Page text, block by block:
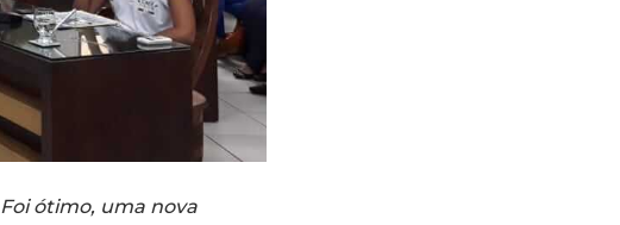
Foi ótimo, uma nova